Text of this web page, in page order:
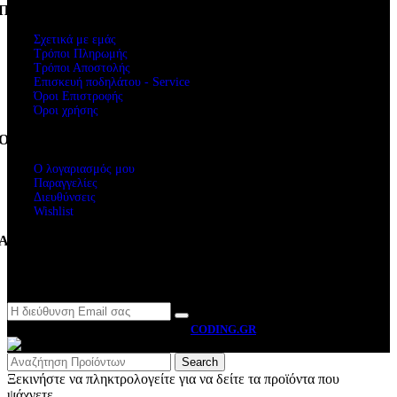
Σχετικά με εμάς
Τρόποι Πληρωμής
Τρόποι Αποστολής
Επισκευή ποδηλάτου - Service
Όροι Επιστροφής
Όροι χρήσης
Λογαριασμός μου
Ο λογαριασμός μου
Παραγγελίες
Διευθύνσεις
Wishlist
μας
CODING.GR
Search
Ξεκινήστε να πληκτρολογείτε για να δείτε τα προϊόντα που